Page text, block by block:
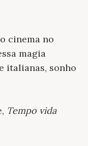
cinema no
magia
italianas, sonho
Tempo vida